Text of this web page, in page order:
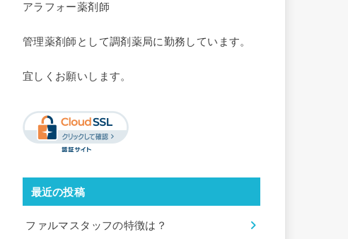
アラフォー薬剤師
管理薬剤師として調剤薬局に勤務しています。
宜しくお願いします。
最近の投稿
ファルマスタッフの特徴は？